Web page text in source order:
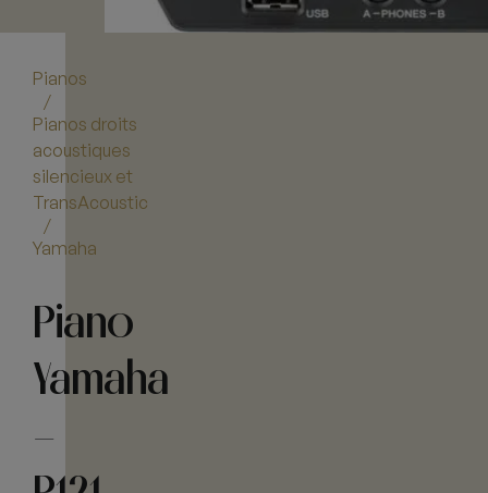
Pianos
/
Pianos droits
acoustiques
silencieux et
TransAcoustic
/
Yamaha
Piano
Yamaha
–